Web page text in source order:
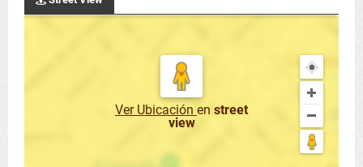
Ver Ubicación en street
view